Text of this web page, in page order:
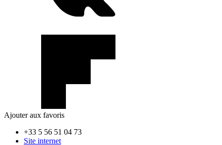
Ajouter aux favoris
+33 5 56 51 04 73
Site internet